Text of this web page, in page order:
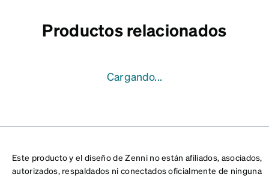
Productos relacionados
Cargando...
Este producto y el diseño de Zenni no están afiliados, asociados,
autorizados, respaldados ni conectados oficialmente de ninguna